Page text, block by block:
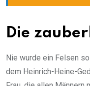
Die
Nie wurde ein Felsen
dem Heinrich-Heine-